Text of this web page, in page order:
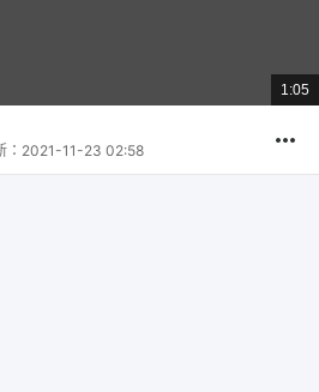
總
共
1:05
： 2021-11-23 02:58